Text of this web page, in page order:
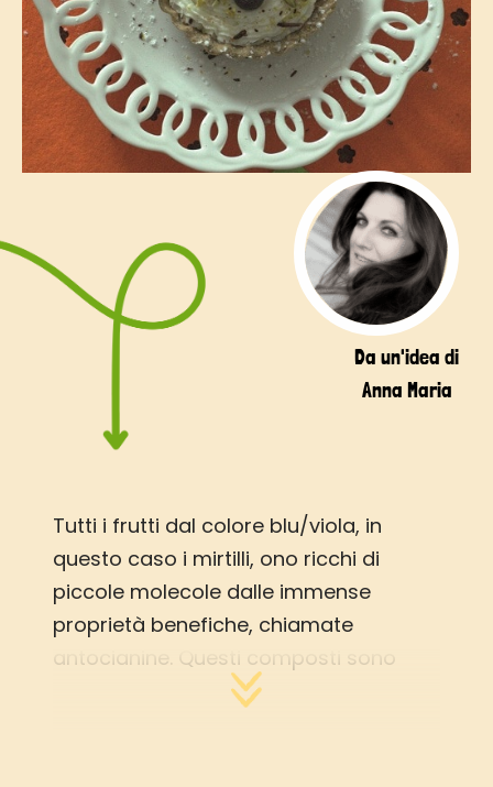
Da un'idea di
Anna Maria
Tutti i frutti dal colore blu/viola, in
questo caso i mirtilli, ono ricchi di
piccole molecole dalle immense
proprietà benefiche, chiamate
antocianine. Questi composti sono
molto studiati grazie alle loro proprietà